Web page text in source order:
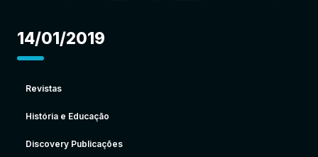
14/01/2019
Revistas
História e Educação
Discovery Publicações